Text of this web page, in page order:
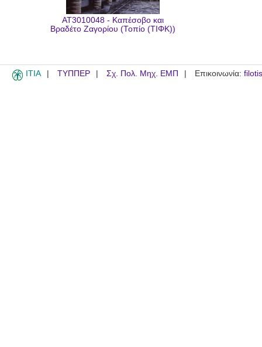
AT3010048 - Καπέσοβο και
Βραδέτο Ζαγορίου (Τοπίο (ΤΙΦΚ))
ITIA ΤΥΠΠΕΡ Σχ. Πολ. Μηχ. ΕΜΠ Επικοινωνία: